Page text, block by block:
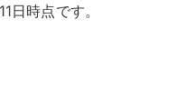
日時点です。